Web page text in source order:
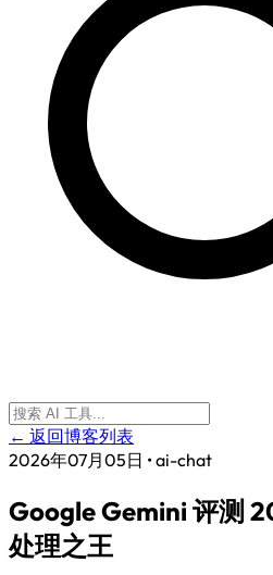
← 返回博客列表
2026年07月05日 •ai-chat
Google Gemini 评测
处理之王